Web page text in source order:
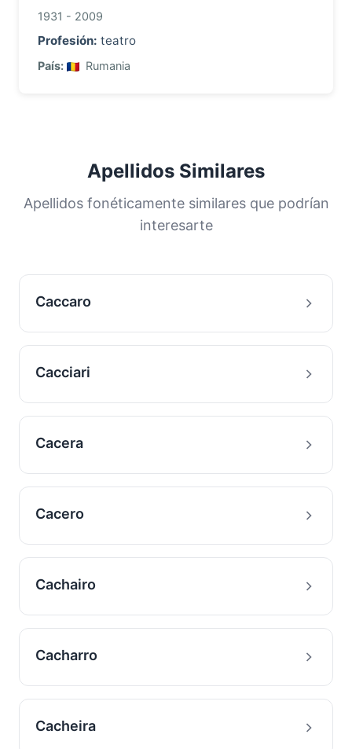
1931 - 2009
Profesión: teatro
País: Rumania
Apellidos Similares
Apellidos fonéticamente similares que podrían
interesarte
Caccaro
Cacciari
Cacera
Cacero
Cachairo
Cacharro
Cacheira